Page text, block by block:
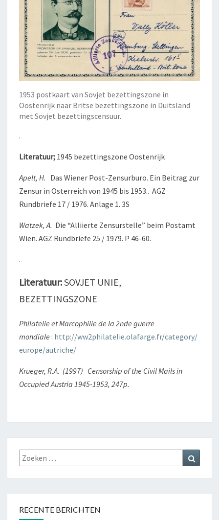
1953 postkaart van Sovjet bezettingszone in
Oostenrijk naar Britse bezettingszone in Duitsland
met Sovjet bezettingscensuur.
.
Literatuur; 1945 bezettingszone Oostenrijk
Apelt, H. Das Wiener Post-Zensurburo. Ein Beitrag zur
Zensur in Osterreich von 1945 bis 1953.. AGZ
Rundbriefe 17 / 1976. Anlage 1. 3S
Watzek, A. Die “Alliierte Zensurstelle” beim Postamt
Wien. AGZ Rundbriefe 25 / 1979. P 46-60.
.
Literatuur:SOVJET UNIE,
BEZETTINGSZONE
Philatelie et Marcophilie de la 2nde guerre
mondiale : http://ww2philatelie.olafarge.fr/category/
europe/autriche/
Krueger, R.A. (1997) Censorship of the Civil Mails in
Occupied Austria 1945-1953, 247p.
Zoeken
naar:
RECENTE BERICHTEN